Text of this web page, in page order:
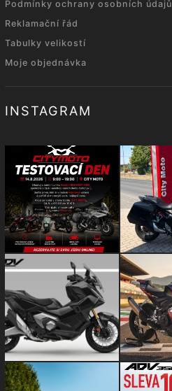
Podmínky ochrany osobních údajů
Reklamační řád
Tabulky velikostí
Moje objednávka
INSTAGRAM